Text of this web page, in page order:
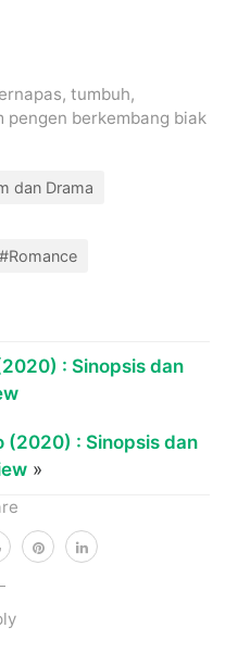
tumbuh,
pengen berkembang biak
dan Drama
#Romance
: Sinopsis dan
(2020) : Sinopsis dan
»